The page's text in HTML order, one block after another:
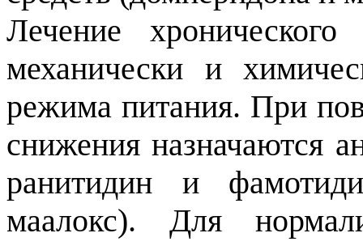
Лечение
механически и
режима питания. При
снижения назначаются
ранитидин и
маалокс). Для